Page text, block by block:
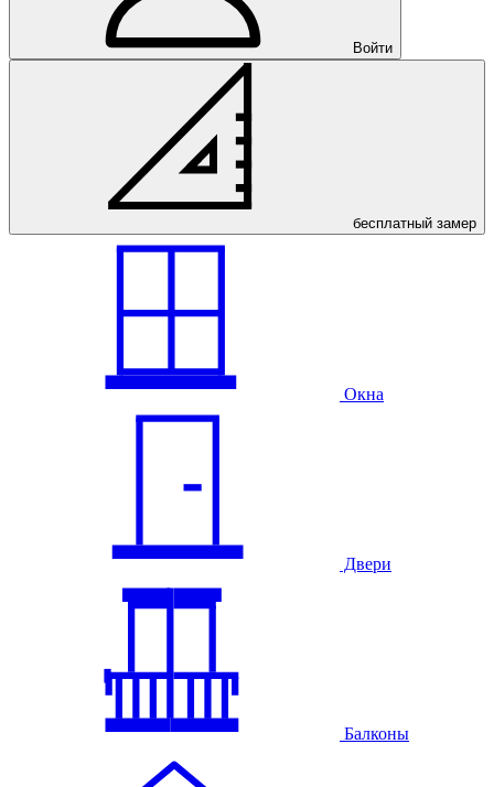
Войти
бесплатный замер
Окна
Двери
Балконы